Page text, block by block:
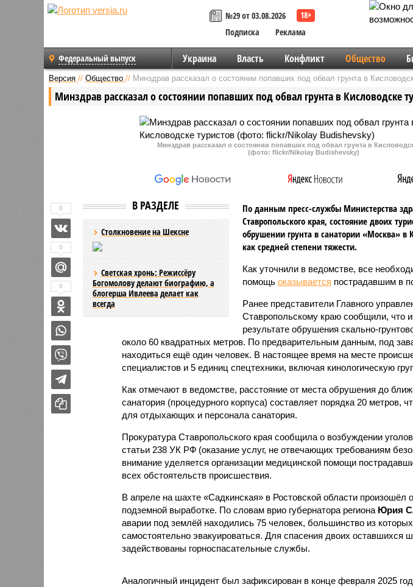
№29 от 03.08.2026
Подписка
Реклама
Федеральный выпуск Украина Власть Конфликт Общество
Версия // Общество // Минздрав рассказал о состоянии попавших под обвал грунта в
Минздрав рассказал о состоянии попавших под обвал грунта в Кисловодске
Минздрав рассказал о состоянии попавших под обвал грунта в
(фото: flickr/Nikolay Budishevsky)
В РАЗДЕЛЕ
Столкновение на Шексне
Светская хронь: Режиссёру
Богомолову делают биографию, а
блогерша Ивлеева делает как
всегда
По данным пресс-службы Министерства
Ставропольского края, состояние двоих
обрушении грунта в санатории «Москва» в
как средней степени тяжести.
Как уточнили в ведомстве, все
помощь оказывается пострадавшим в
Ранее представители Главного
Ставропольскому краю сообщили, что
результате обрушения скально-
около 60 квадратных метров. По предварительным данным, под
находиться ещё один человек. В настоящее время на месте
специалистов и 5 единиц спецтехники, включая кинологическую
Как отмечают в ведомстве, расстояние от места обрушения до
санатория (процедурного корпуса) составляет порядка 20 метров,
для отдыхающих и персонала санатория.
Прокуратура Ставропольского края сообщила о возбуждении
статьи 238 УК РФ (оказание услуг, не отвечающих требованиям
внимание уделяется организации медицинской помощи
всех обстоятельств происшествия.
В апреле на шахте «Садкинская» в Ростовской области произошёл
подземной выработке. По словам врио губернатора региона Юрия
аварии под землёй находились 75 человек, большинство из
самостоятельно эвакуироваться. Для спасения двоих оставшихся
задействованы горноспасательные службы.
Аналогичный инцидент был зафиксирован в конце февраля 2025
0
0
0